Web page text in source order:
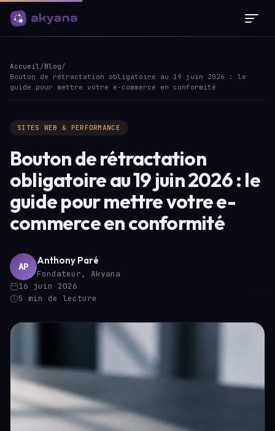
Accueil/Blog/
Bouton de rétractation obligatoire au 19 juin 2026 : le
guide pour mettre votre e-commerce en conformité
SITES WEB & PERFORMANCE
Bouton de rétractation
obligatoire au 19 juin 2026 : le
guide pour mettre votre e-
commerce en conformité
AP
Anthony Paré
Fondateur, Akyana
16 juin 2026
5 min de lecture
Panneau de gestion des cookies